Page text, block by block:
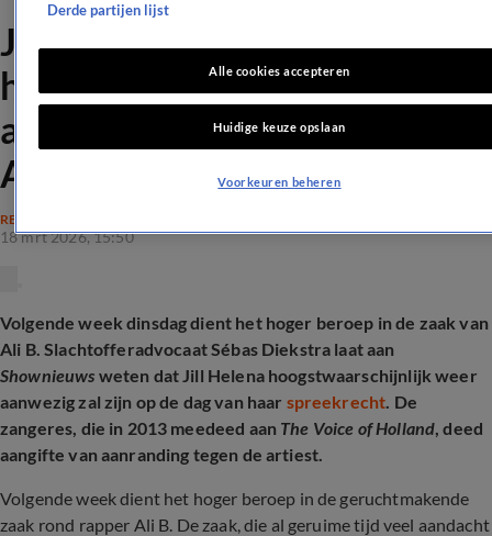
Jill Helena
hoogstwaarschijnlijk
aanwezig bij hoger beroep
Ali B
RECHTSZAKEN
18 mrt 2026, 15:50
Volgende week dinsdag dient het hoger beroep in de zaak van
Ali B. Slachtofferadvocaat Sébas Diekstra laat aan
Shownieuws weten dat Jill Helena hoogstwaarschijnlijk weer
aanwezig zal zijn op de dag van haar spreekrecht. De
zangeres, die in 2013 meedeed aan The Voice of Holland, deed
aangifte van aanranding tegen de artiest.
Volgende week dient het hoger beroep in de geruchtmakende
zaak rond rapper Ali B. De zaak, die al geruime tijd veel aandacht
Derde partijen lijst
Alle cookies accepteren
Huidige keuze opslaan
Voorkeuren beheren